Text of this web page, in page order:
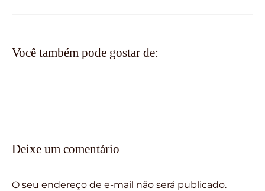
Você também pode gostar de:
Deixe um comentário
O seu endereço de e-mail não será publicado.